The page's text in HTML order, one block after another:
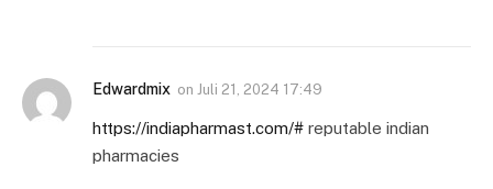
Edwardmix on Juli 21, 2024 17:49
https://indiapharmast.com/# reputable indian
pharmacies